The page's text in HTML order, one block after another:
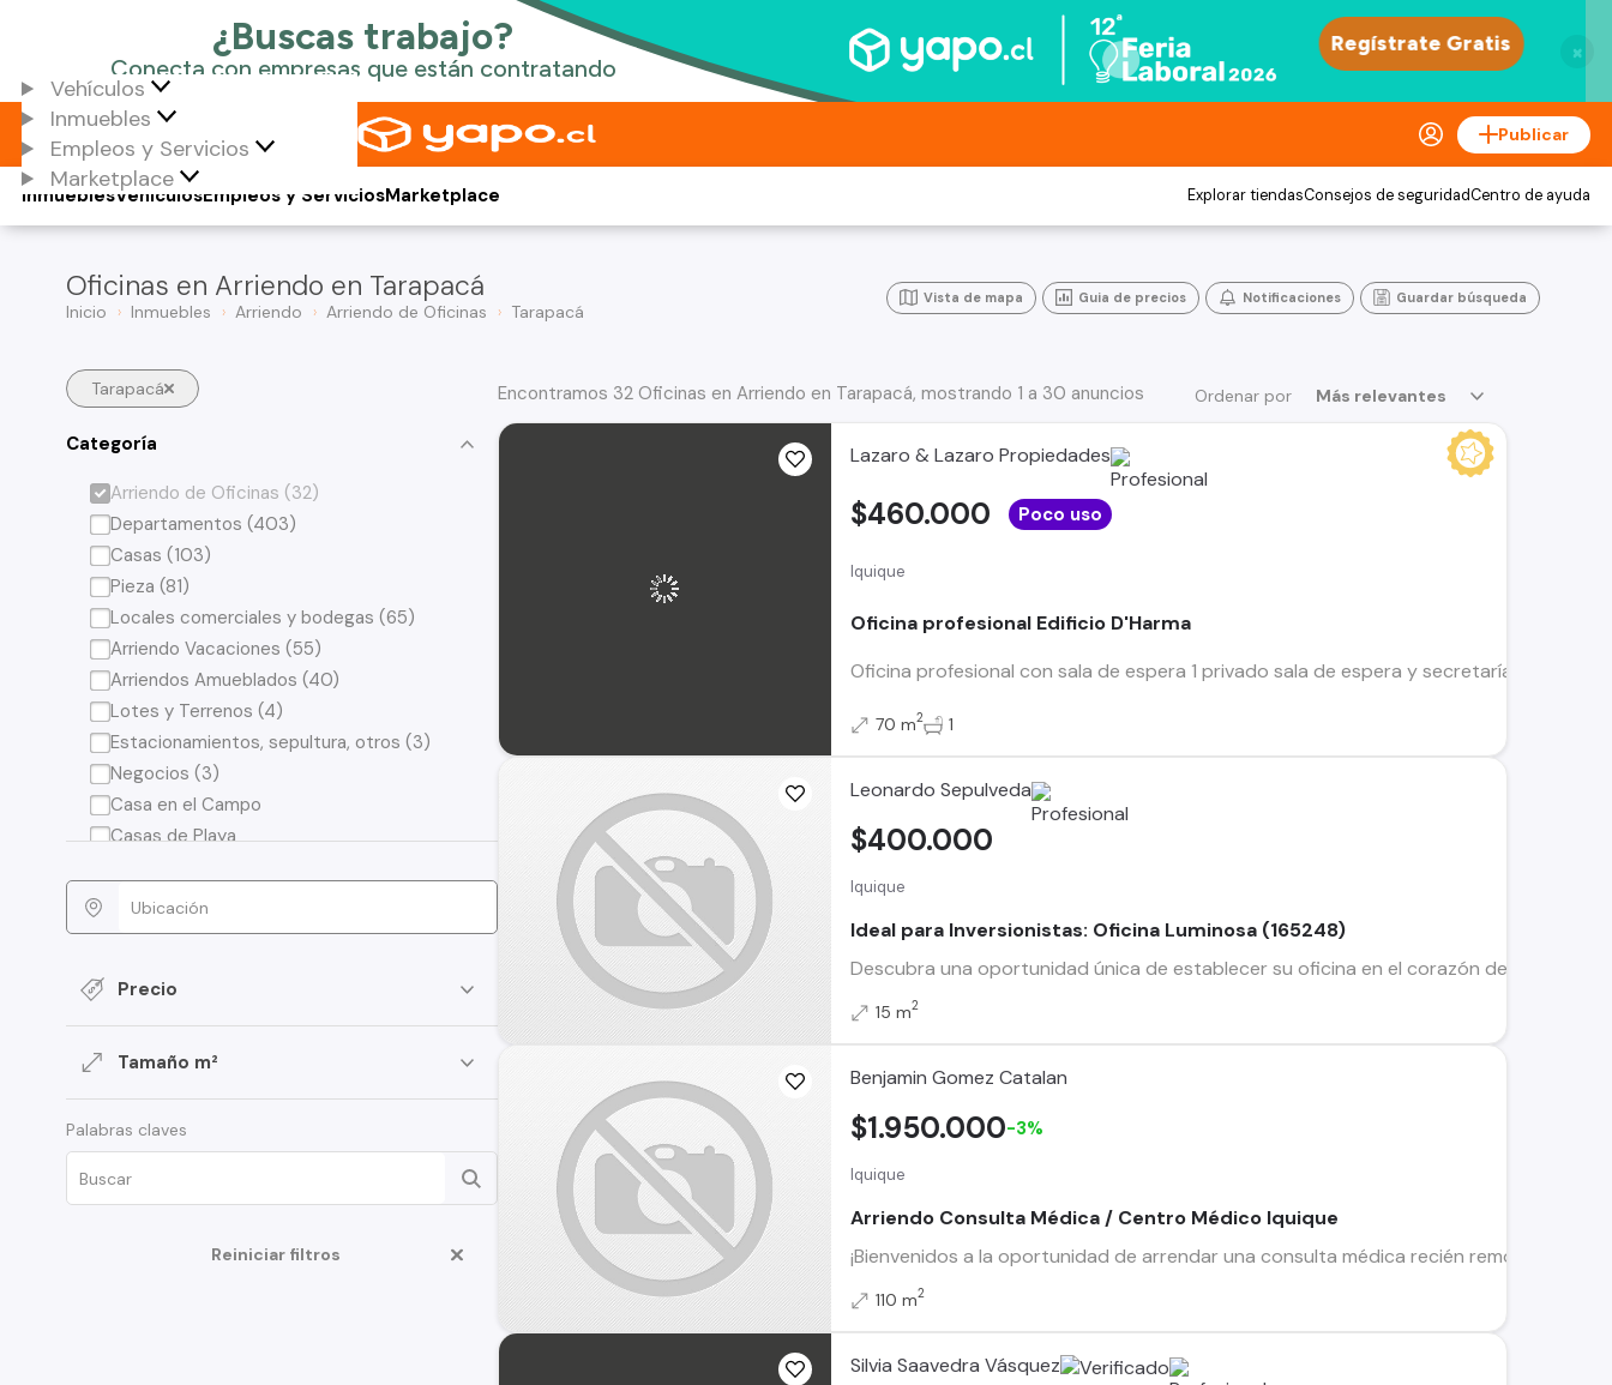
×
Vehículos
Inmuebles
Empleos y Servicios
Marketplace
Publicar
Vehículos
Inmuebles Empleos y ServiciosMarketplace Explorar tiendasConsejos de seguridadCentro de ayuda
Oficinas en Arriendo en Tarapacá
Inicio Inmuebles Arriendo Arriendo de Oficinas Tarapacá
Vista de mapa Guia de precios Notificaciones Guardar búsqueda
Tarapacá
Categoría
Arriendo de Oficinas (32)
Departamentos (403)
Casas (103)
Pieza (81)
Locales comerciales y bodegas (65)
Arriendo Vacaciones (55)
Arriendos Amueblados (40)
Lotes y Terrenos (4)
Estacionamientos, sepultura, otros (3)
Negocios (3)
Casa en el Campo
Casas de Playa
Precio
Tamaño m²
Palabras claves
Reiniciar filtros
Ordenar por Más relevantes
Encontramos 32 Oficinas en Arriendo en Tarapacá, mostrando 1 a 30 anuncios
Lazaro & Lazaro Propiedades
Iquique
Oficina profesional Edificio D'Harma
Oficina profesional con sala de espera 1 privado sala de espera y secretaría 1 baño
$460.000 Poco uso
70 m2 1
Leonardo Sepulveda
Iquique
Ideal para Inversionistas: Oficina Luminosa (165248)
Descubra una oportunidad única de establecer su oficina en el corazón de Iquique,
$400.000
15 m2
Benjamin Gomez Catalan
Iquique
Arriendo Consulta Médica / Centro Médico Iquique
¡Bienvenidos a la oportunidad de arrendar una consulta médica recién remodelada
$1.950.000-3%
110 m2
Silvia Saavedra Vásquez